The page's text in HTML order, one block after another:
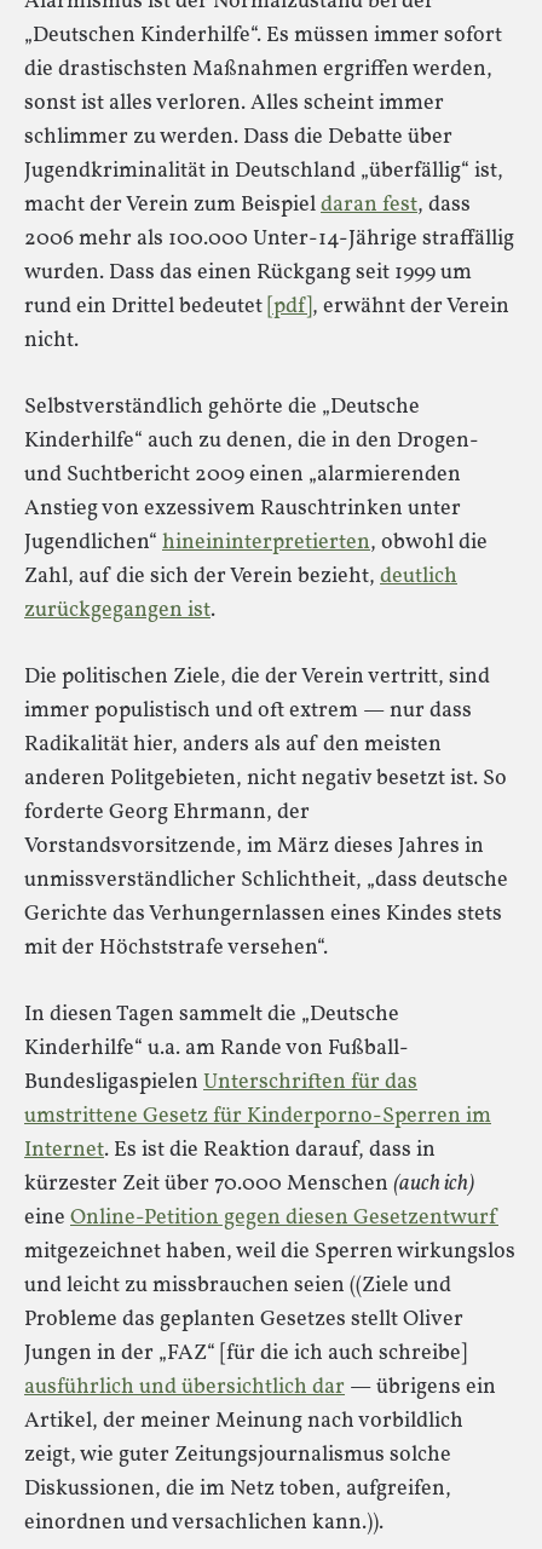
„Deutschen Kinderhilfe“. Es müssen immer sofort
die drastischsten Maßnahmen ergriffen werden,
sonst ist alles verloren. Alles scheint immer
schlimmer zu werden. Dass die Debatte über
Jugendkriminalität in Deutschland „überfällig“ ist,
macht der Verein zum Beispieldaran fest, dass
2006 mehr als 100.000 Unter-14-Jährige straffällig
wurden. Dass das einen Rückgang seit 1999 um
rund ein Drittel bedeutet [pdf], erwähnt der Verein
nicht.
Selbstverständlich gehörte die „Deutsche
Kinderhilfe“ auch zu denen, die in den Drogen-
und Suchtbericht 2009 einen „alarmierenden
Anstieg von exzessivem Rauschtrinken unter
Jugendlichen“ hineininterpretierten, obwohl die
Zahl, auf die sich der Verein bezieht, deutlich
zurückgegangen ist.
Die politischen Ziele, die der Verein vertritt, sind
immer populistisch und oft extrem — nur dass
Radikalität hier, anders als auf den meisten
anderen Politgebieten, nicht negativ besetzt ist. So
forderte Georg Ehrmann, der
Vorstandsvorsitzende, im März dieses Jahres in
unmissverständlicher Schlichtheit, „dass deutsche
Gerichte das Verhungernlassen eines Kindes stets
mit der Höchststrafe versehen“.
In diesen Tagen sammelt die „Deutsche
Kinderhilfe“ u.a. am Rande von Fußball-
Bundesligaspielen Unterschriften für das
umstrittene Gesetz für Kinderporno-Sperren im
Internet. Es ist die Reaktion darauf, dass in
kürzester Zeit über 70.000 Menschen (auch ich)
eine Online-Petition gegen diesen Gesetzentwurf
mitgezeichnet haben, weil die Sperren wirkungslos
und leicht zu missbrauchen seien ((Ziele und
Probleme das geplanten Gesetzes stellt Oliver
Jungen in der „FAZ“ [für die ich auch schreibe]
ausführlich und übersichtlich dar — übrigens ein
Artikel, der meiner Meinung nach vorbildlich
zeigt, wie guter Zeitungsjournalismus solche
Diskussionen, die im Netz toben, aufgreifen,
einordnen und versachlichen kann.)).